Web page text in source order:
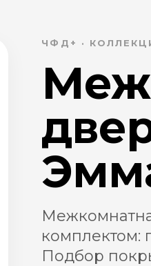
ЧФД+ ·
комплектом:
Подбор